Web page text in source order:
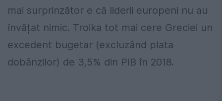
mai surprinzător e că liderii europeni nu au
învățat nimic. Troika tot mai cere Greciei un
excedent bugetar (excluzând plata
dobânzilor) de 3,5% din PIB în 2018.